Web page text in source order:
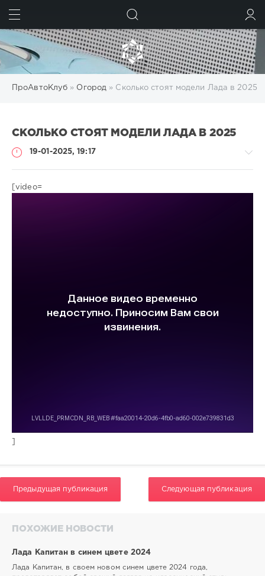
ПроАвтоКлуб » Огород » Сколько стоят модели Лада в 2025
СКОЛЬКО СТОЯТ МОДЕЛИ ЛАДА В 2025
19-01-2025, 19:17
[video=
Предыдущая публикация Следующая публикация
ПОХОЖИЕ НОВОСТИ
Лада Капитан в синем цвете 2024
Лада Капитан, в своем новом синем цвете 2024 года,